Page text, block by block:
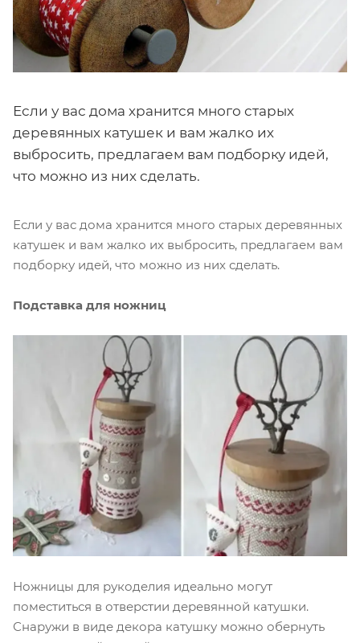
Если у вас дома хранится много старых
деревянных катушек и вам жалко их
выбросить, предлагаем вам подборку идей,
что можно из них сделать.
Если у вас дома хранится много старых деревянных
катушек и вам жалко их выбросить, предлагаем вам
подборку идей, что можно из них сделать.
Подставка для ножниц
Ножницы для рукоделия идеально могут
поместиться в отверстии деревянной катушки.
Снаружи в виде декора катушку можно обернуть